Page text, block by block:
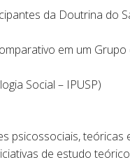
da Doutrina do
em um Grupo
Social – IPUSP)
psicossociais, teóricas
de estudo